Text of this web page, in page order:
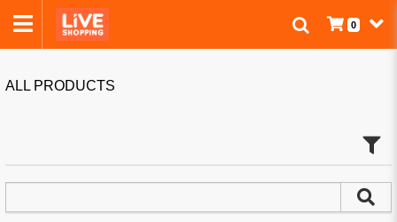
0
ALL PRODUCTS